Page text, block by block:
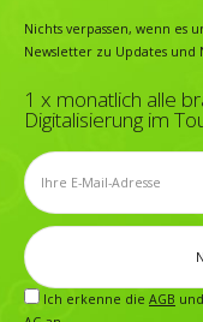
Nichts verpassen, wenn es
Newsletter zu Updates und
1 x monatlich alle
Digitalisierung im
Ich erkenne die AGB